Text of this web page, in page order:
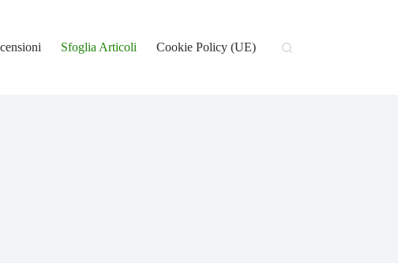
Sfoglia Articoli Cookie Policy (UE)